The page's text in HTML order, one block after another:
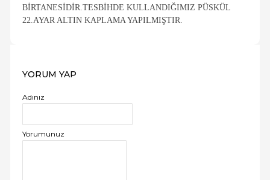
BIRTANESIDIR.TESBIHDE KULLANDIĞIMIZ PÜSKÜL
22.AYAR ALTIN KAPLAMA YAPILMIŞTIR.
YORUM YAP
Adınız
Yorumunuz